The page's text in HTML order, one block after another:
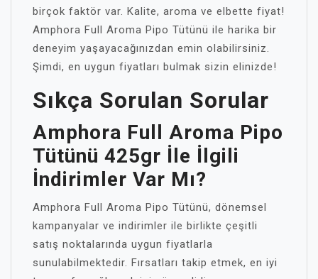
birçok faktör var. Kalite, aroma ve elbette fiyat!
Amphora Full Aroma Pipo Tütünü ile harika bir
deneyim yaşayacağınızdan emin olabilirsiniz.
Şimdi, en uygun fiyatları bulmak sizin elinizde!
Sıkça Sorulan Sorular
Amphora Full Aroma Pipo
Tütünü 425gr İle İlgili
İndirimler Var Mı?
Amphora Full Aroma Pipo Tütünü, dönemsel
kampanyalar ve indirimler ile birlikte çeşitli
satış noktalarında uygun fiyatlarla
sunulabilmektedir. Fırsatları takip etmek, en iyi